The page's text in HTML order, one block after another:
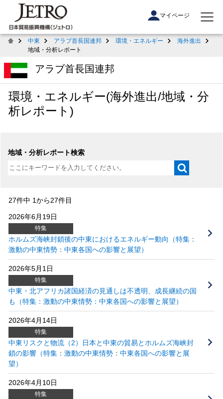
マイページ
中東 アラブ首長国連邦 環境・エネルギー
海外進出
地域・分析レポート
アラブ首長国連邦
環境・エネルギー(海外進出/地域・分
析レポート)
地域・分析レポート検索
27件中 1から27件目
2026年6月19日
特集
ホルムズ海峡封鎖後の中東におけるエネルギー動向（特集：
激動の中東情勢：中東各国への影響と展望）
2026年5月1日
特集
中東・北アフリカ諸国経済の見通しは不透明、成長継続の国
も（特集：激動の中東情勢：中東各国への影響と展望）
2026年4月14日
特集
中東リスクと物流（2）日本と中東の貿易とホルムズ海峡封
鎖の影響（特集：激動の中東情勢：中東各国への影響と展
望）
2026年4月10日
特集